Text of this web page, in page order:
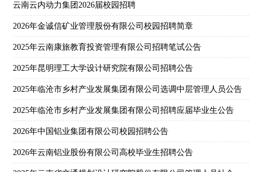
云南云内动力集团2026届校园招聘
2026年金诚信矿业管理股份有限公司校园招聘简章
2025年云南康旅教育投资管理有限公司招聘笔试公告
2025年昆明理工大学设计研究院有限公司招聘公告
2025年临沧市乡村产业发展集团有限公司选调中层管理人员公告
2025年临沧市乡村产业发展集团有限公司招聘应届毕业生公告
2026年中国铝业集团有限公司校园招聘公告
2026年云南铝业股份有限公司高校毕业生招聘公告